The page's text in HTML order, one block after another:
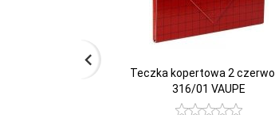
Tektura
Teczka
Teczka kopertowa 2
316/01 VAUPE